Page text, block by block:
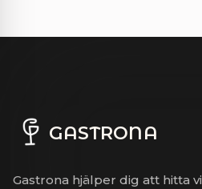
GASTRONA
Gastrona hjälper dig att hitta